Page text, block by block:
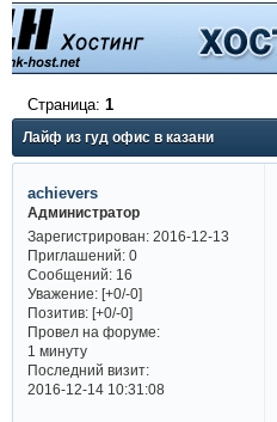
Лайф из гуд офис в казани
Страница: 1
achievers
Администратор
Зарегистрирован: 2016-12-13
Приглашений:0
Сообщений:16
Уважение: [+0/-0]
Позитив: [+0/-0]
Провел на форуме:
1 минуту
Последний визит:
2016-12-14 10:31:08